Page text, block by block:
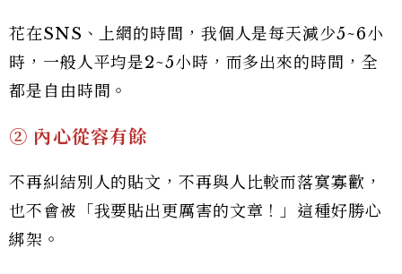
花在SNS、上網的時間，我個人是每天減少5~6小
時，一般人平均是2~5小時，而多出來的時間，全
都是自由時間。
② 內心從容有餘
不再糾結別人的貼文，不再與人比較而落寞寡歡，
也不會被「我要貼出更厲害的文章！」這種好勝心
綁架。